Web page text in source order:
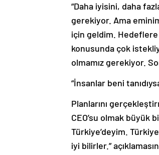
“Daha iyisini, daha
gerekiyor. Ama
için geldim. Hedeflere
konusunda çok
olmamız gerekiyor.
“İnsanlar beni
Planlarını
CEO’su olmak büyük
Türkiye’deyim.
iyi bilirler.”